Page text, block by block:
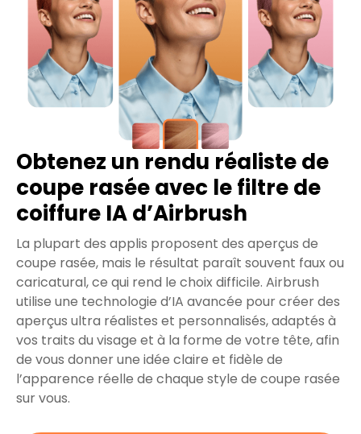
Obtenez un rendu réaliste de
coupe rasée avec le filtre de
coiffure IA d’Airbrush
La plupart des applis proposent des aperçus de
coupe rasée, mais le résultat paraît souvent faux ou
caricatural, ce qui rend le choix difficile. Airbrush
utilise une technologie d’IA avancée pour créer des
aperçus ultra réalistes et personnalisés, adaptés à
vos traits du visage et à la forme de votre tête, afin
de vous donner une idée claire et fidèle de
l’apparence réelle de chaque style de coupe rasée
sur vous.